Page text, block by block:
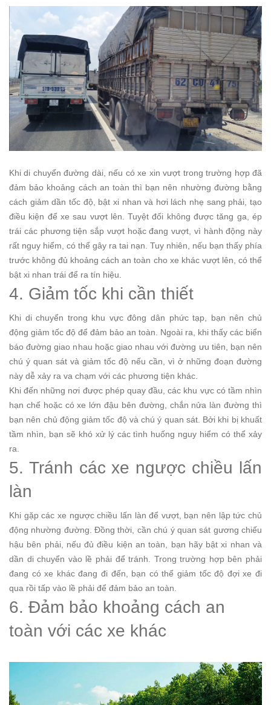
Khi di chuyển đường dài, nếu có xe xin vượt trong trường hợp đã
đảm bảo khoảng cách an toàn thì bạn nên nhường đường bằng
cách giảm dần tốc độ, bật xi nhan và hơi lách nhẹ sang phải, tạo
điều kiện để xe sau vượt lên. Tuyệt đối không được tăng ga, ép
trái các phương tiện sắp vượt hoặc đang vượt, vì hành động này
rất nguy hiểm, có thể gây ra tai nạn. Tuy nhiên, nếu bạn thấy phía
trước không đủ khoảng cách an toàn cho xe khác vượt lên, có thể
bật xi nhan trái để ra tín hiệu.
4. Giảm tốc khi cần thiết
Khi di chuyển trong khu vực đông dân phức tạp, bạn nên chủ
động giảm tốc độ để đảm bảo an toàn. Ngoài ra, khi thấy các biển
báo đường giao nhau hoặc giao nhau với đường ưu tiên, bạn nên
chú ý quan sát và giảm tốc độ nếu cần, vì ở những đoạn đường
này dễ xảy ra va chạm với các phương tiện khác.
Khi đến những nơi được phép quay đầu, các khu vực có tầm nhìn
hạn chế hoặc có xe lớn đậu bên đường, chắn nửa làn đường thì
bạn nên chủ động giảm tốc độ và chú ý quan sát. Bởi khi bị khuất
tầm nhìn, bạn sẽ khó xử lý các tình huống nguy hiểm có thể xảy
ra.
5. Tránh các xe ngược chiều lấn
làn
Khi gặp các xe ngược chiều lấn làn để vượt, bạn nên lập tức chủ
động nhường đường. Đồng thời, cần chú ý quan sát gương chiếu
hậu bên phải, nếu đủ điều kiện an toàn, bạn hãy bật xi nhan và
dần di chuyển vào lề phải để tránh. Trong trường hợp bên phải
đang có xe khác đang đi đến, bạn có thể giảm tốc độ đợi xe đi
qua rồi tấp vào lề phải để đảm bảo an toàn.
6. Đảm bảo khoảng cách an
toàn với các xe khác